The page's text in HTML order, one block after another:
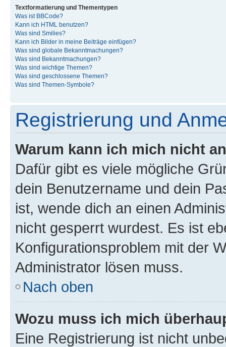
Textformatierung und Thementypen
Was ist BBCode?
Kann ich HTML benutzen?
Was sind Smilies?
Kann ich Bilder in meine Beiträge einfügen?
Was sind globale Bekanntmachungen?
Was sind Bekanntmachungen?
Was sind wichtige Themen?
Was sind geschlossene Themen?
Was sind Themen-Symbole?
Registrierung und
Warum kann ich mich nicht
Dafür gibt es viele mögliche
dein Benutzername und dein
ist, wende dich an einen
nicht gesperrt wurdest. Es ist
Konfigurationsproblem mit der
Administrator lösen muss.
Nach oben
Wozu muss ich mich
Eine Registrierung ist nicht